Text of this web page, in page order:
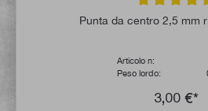
Valutazione
Punta da centro 2,5 mm
Articolo n:
Peso lordo:
3,00 €*